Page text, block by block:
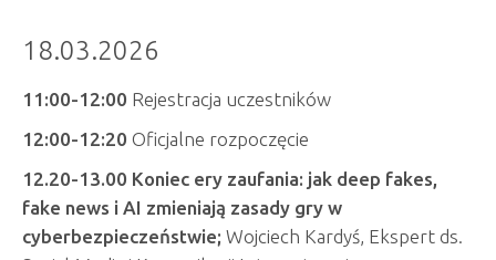
18.03.2026
11:00-12:00 Rejestracja uczestników
12:00-12:20 Oficjalne rozpoczęcie
12.20-13.00 Koniec ery zaufania: jak deep fakes,
fake news i AI zmieniają zasady gry w
cyberbezpieczeństwie; Wojciech Kardyś, Ekspert ds.